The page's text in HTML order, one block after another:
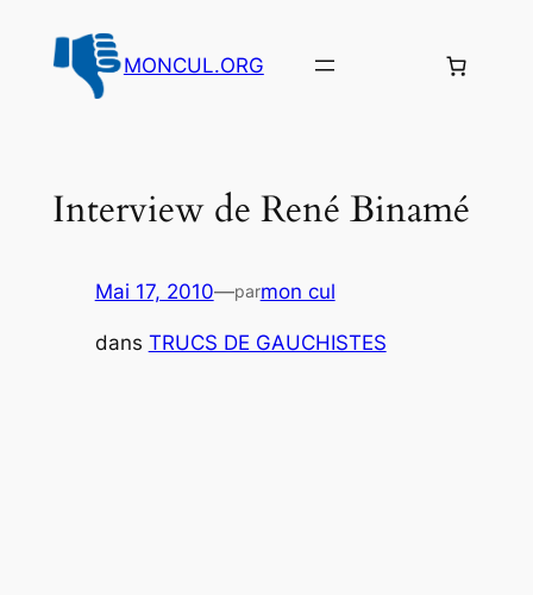
contenu
MONCUL.ORG
Interview de René Binamé
Mai 17, 2010—parmon cul
dans TRUCS DE GAUCHISTES